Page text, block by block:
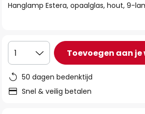
de
Hanglamp Estera, opaalglas, hout, 9-
1 Toevoegen aan
50 dagen bedenktijd
Snel & veilig betalen